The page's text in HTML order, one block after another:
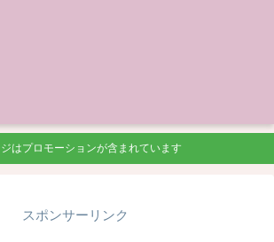
はプロモーションが含まれています
スポンサーリンク